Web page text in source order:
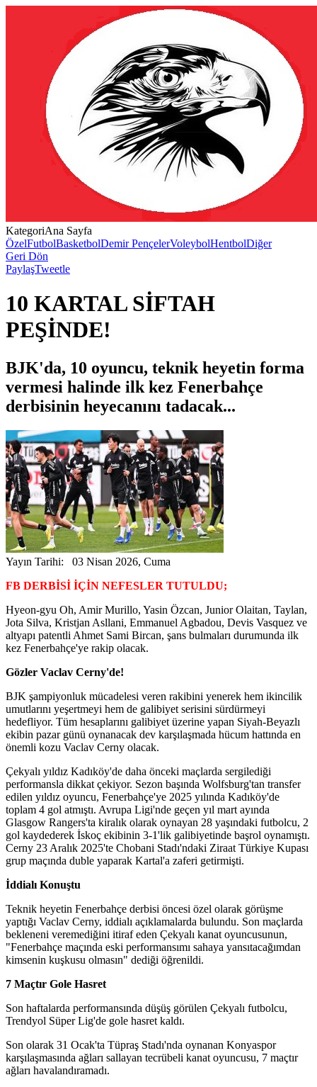
KategoriAna Sayfa
ÖzelFutbolBasketbolDemir PençelerVoleybolHentbolDiğer
Geri Dön
PaylaşTweetle
10 KARTAL SİFTAH
PEŞİNDE!
BJK'da, 10 oyuncu, teknik heyetin forma
vermesi halinde ilk kez Fenerbahçe
derbisinin heyecanını tadacak...
Yayın Tarihi: 03 Nisan 2026, Cuma
FB DERBİSİ İÇİN NEFESLER TUTULDU;
Hyeon-gyu Oh, Amir Murillo, Yasin Özcan, Junior Olaitan, Taylan,
Jota Silva, Kristjan Asllani, Emmanuel Agbadou, Devis Vasquez ve
altyapı patentli Ahmet Sami Bircan, şans bulmaları durumunda ilk
kez Fenerbahçe'ye rakip olacak.
Gözler Vaclav Cerny'de!
BJK şampiyonluk mücadelesi veren rakibini yenerek hem ikincilik
umutlarını yeşertmeyi hem de galibiyet serisini sürdürmeyi
hedefliyor. Tüm hesaplarını galibiyet üzerine yapan Siyah-Beyazlı
ekibin pazar günü oynanacak dev karşılaşmada hücum hattında en
önemli kozu Vaclav Cerny olacak.
Çekyalı yıldız Kadıköy'de daha önceki maçlarda sergilediği
performansla dikkat çekiyor. Sezon başında Wolfsburg'tan transfer
edilen yıldız oyuncu, Fenerbahçe'ye 2025 yılında Kadıköy'de
toplam 4 gol atmıştı. Avrupa Ligi'nde geçen yıl mart ayında
Glasgow Rangers'ta kiralık olarak oynayan 28 yaşındaki futbolcu, 2
gol kaydederek İskoç ekibinin 3-1'lik galibiyetinde başrol oynamıştı.
Cerny 23 Aralık 2025'te Chobani Stadı'ndaki Ziraat Türkiye Kupası
grup maçında duble yaparak Kartal'a zaferi getirmişti.
İddialı Konuştu
Teknik heyetin Fenerbahçe derbisi öncesi özel olarak görüşme
yaptığı Vaclav Cerny, iddialı açıklamalarda bulundu. Son maçlarda
bekleneni veremediğini itiraf eden Çekyalı kanat oyuncusunun,
"Fenerbahçe maçında eski performansımı sahaya yansıtacağımdan
kimsenin kuşkusu olmasın" dediği öğrenildi.
7 Maçtır Gole Hasret
Son haftalarda performansında düşüş görülen Çekyalı futbolcu,
Trendyol Süper Lig'de gole hasret kaldı.
Son olarak 31 Ocak'ta Tüpraş Stadı'nda oynanan Konyaspor
karşılaşmasında ağları sallayan tecrübeli kanat oyuncusu, 7 maçtır
ağları havalandıramadı.